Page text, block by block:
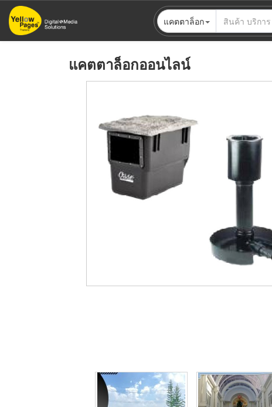
ข้าม
ไป
แคตตาล็อก
แคตตาล็อกออนไลน์